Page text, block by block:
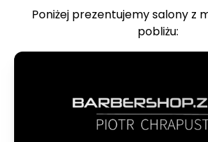
Poniżej prezentujemy salony z
pobliżu: